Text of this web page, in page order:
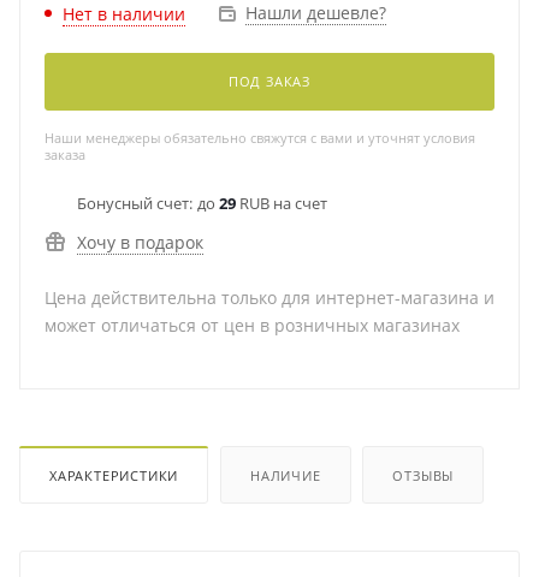
Нет в наличии Нашли дешевле?
ПОД ЗАКАЗ
Наши менеджеры обязательно свяжутся с вами и уточнят условия
заказа
Бонусный счет: до 29 RUB на счет
Хочу в подарок
Цена действительна только для интернет-магазина и
может отличаться от цен в розничных магазинах
ХАРАКТЕРИСТИКИ НАЛИЧИЕ ОТЗЫВЫ